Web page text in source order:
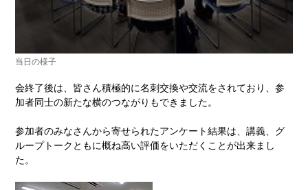
当日の様子
会終了後は、皆さん積極的に名刺交換や交流をされており、参
加者同士の新たな横のつながりもできました。
参加者のみなさんから寄せられたアンケート結果は、講義、グ
ループトークともに概ね高い評価をいただくことが出来まし
た。